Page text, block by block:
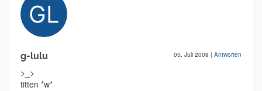
g-lulu 05. Juli 2009 | Antworten
>_>
titten *w*